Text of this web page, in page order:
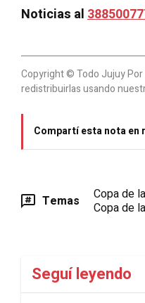
Noticias al
Copyright © Todo Jujuy
redistribuirlas usando
Compartí esta nota en
Temas Copa de
Copa de
Seguí leyendo